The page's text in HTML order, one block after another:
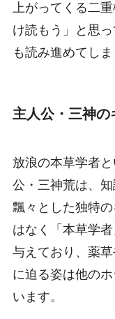
上がってくる二
け読もう」と思
も読み進めてし
主人公・三神
放浪の本草学者
公・三神荒は、
飄々とした独特
はなく「本草学
与えており、薬
に迫る姿は他の
います。